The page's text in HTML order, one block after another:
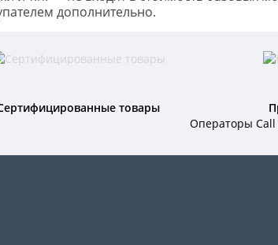
дополнительно.
товары
Операторы Call